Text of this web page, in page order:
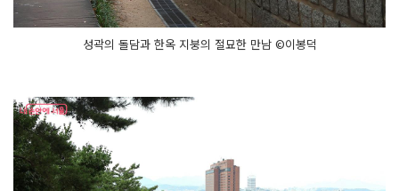
성곽의 돌담과 한옥 지붕의 절묘한 만남 ©이봉덕